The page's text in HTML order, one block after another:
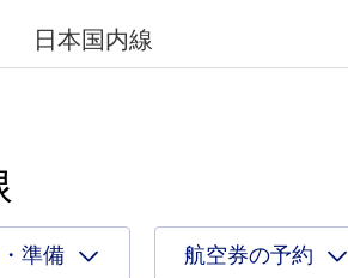
日本国内線
準備 航空券の予約